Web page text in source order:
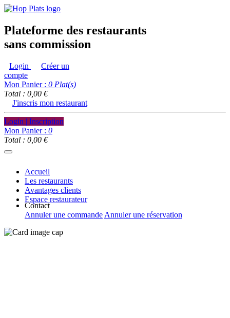
Plateforme des restaurants
sans commission
Login
Créer un
compte
Mon Panier : 0 Plat(s)
Total : 0,00 €
J'inscris mon restaurant
Login | Inscription
Mon Panier : 0
Total : 0,00 €
Accueil
Les restaurants
Avantages clients
Espace restaurateur
Contact
Annuler une commande Annuler une réservation